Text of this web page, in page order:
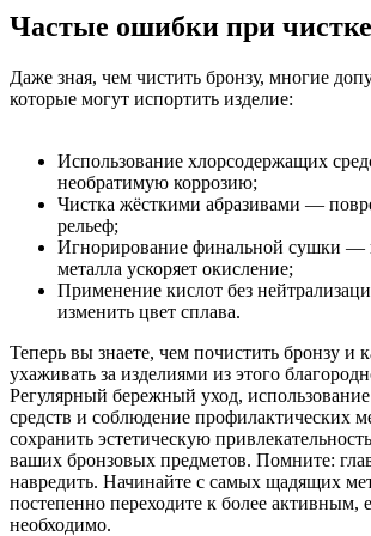
Частые ошибки при
Даже зная, чем чистить бронзу, многие
которые могут испортить изделие:
Использование хлорсодержащих
необратимую коррозию;
Чистка жёсткими абразивами —
рельеф;
Игнорирование финальной сушки —
металла ускоряет окисление;
Применение кислот без
изменить цвет сплава.
Теперь вы знаете, чем почистить бронзу и
ухаживать за изделиями из этого
Регулярный бережный уход,
средств и соблюдение профилактических
сохранить эстетическую
ваших бронзовых предметов. Помните:
навредить. Начинайте с самых щадящих
постепенно переходите к более активным,
необходимо.